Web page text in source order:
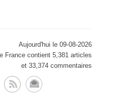
Aujourd'hui le 09-08-2026
France contient 5,381 articles
et 33,374 commentaires